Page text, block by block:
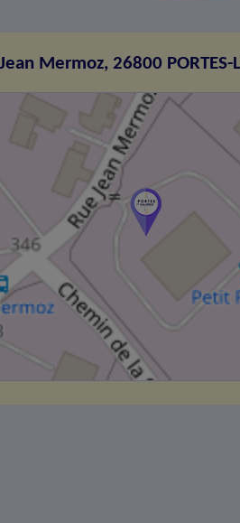
Mermoz, 26800 PORTES-